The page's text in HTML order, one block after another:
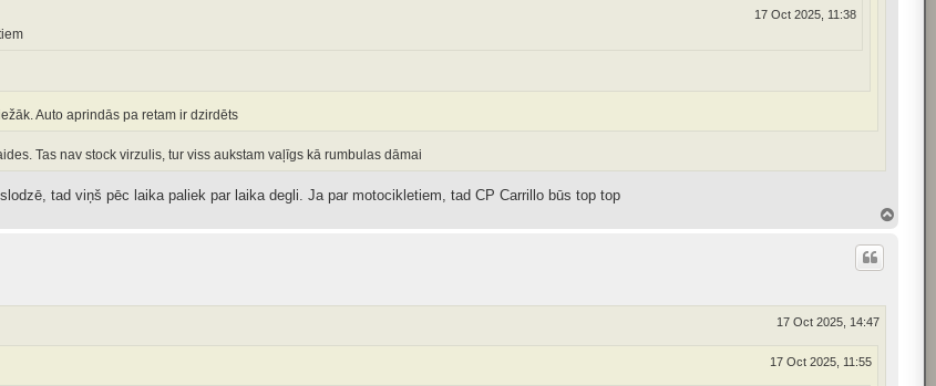
17 Oct 2025, 11:38
Auto aprindās pa retam ir dzirdēts
Tas nav stock virzulis, tur viss aukstam vaļīgs kā rumbulas dāmai
tad viņš pēc laika paliek par laika degli. Ja par motocikletiem, tad CP Carrillo būs top top
17 Oct 2025, 14:47
17 Oct 2025, 11:55